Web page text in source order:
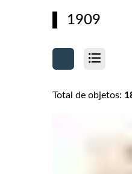
1909
Total de objetos: